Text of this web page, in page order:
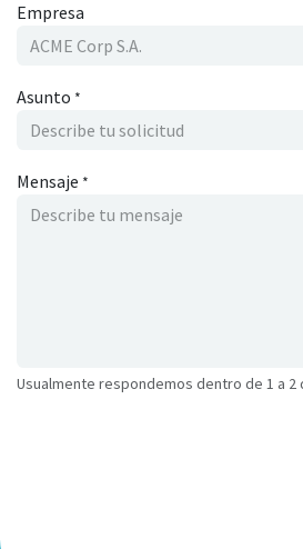
Empresa
Asunto *
Mensaje *
Usualmente respondemos dentro de 1 a 2